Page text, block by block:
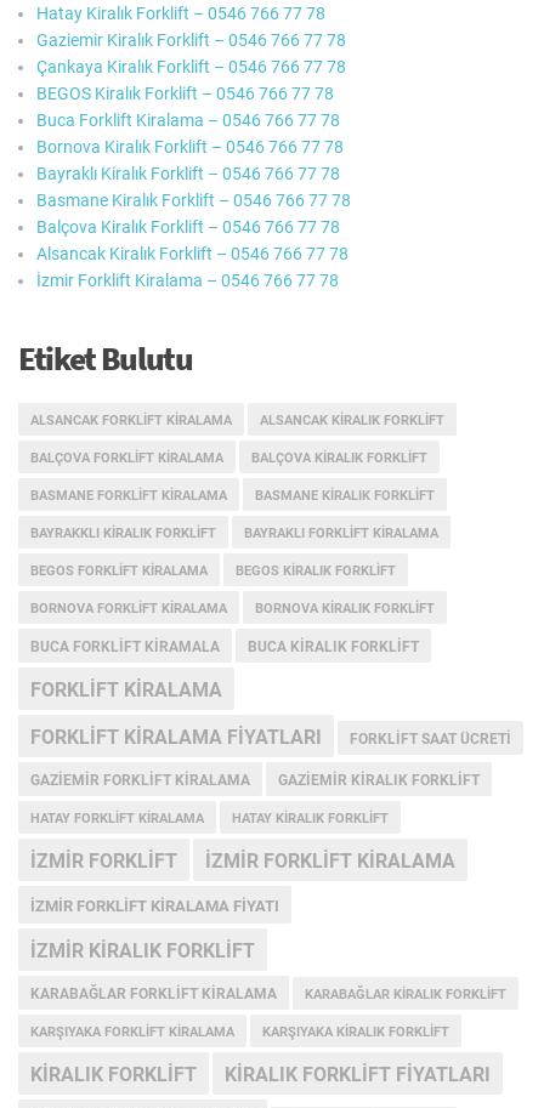
Hatay Kiralık Forklift – 0546 766 77 78
Gaziemir Kiralık Forklift – 0546 766 77 78
Çankaya Kiralık Forklift – 0546 766 77 78
BEGOS Kiralık Forklift – 0546 766 77 78
Buca Forklift Kiralama – 0546 766 77 78
Bornova Kiralık Forklift – 0546 766 77 78
Bayraklı Kiralık Forklift – 0546 766 77 78
Basmane Kiralık Forklift – 0546 766 77 78
Balçova Kiralık Forklift – 0546 766 77 78
Alsancak Kiralık Forklift – 0546 766 77 78
İzmir Forklift Kiralama – 0546 766 77 78
Etiket Bulutu
ALSANCAK FORKLIFT KIRALAMA ALSANCAK KIRALIK FORKLIFT
BALÇOVA FORKLIFT KIRALAMA BALÇOVA KIRALIK FORKLIFT
BASMANE FORKLIFT KIRALAMA BASMANE KIRALIK FORKLIFT
BAYRAKKLI KIRALIK FORKLIFT BAYRAKLI FORKLIFT KIRALAMA
BEGOS FORKLIFT KIRALAMA BEGOS KIRALIK FORKLIFT
BORNOVA FORKLIFT KIRALAMA BORNOVA KIRALIK FORKLIFT
BUCA FORKLIFT KIRAMALA BUCA KIRALIK FORKLIFT
FORKLIFT KIRALAMA
FORKLIFT KIRALAMA FIYATLARI FORKLIFT SAAT ÜCRETI
GAZIEMIR FORKLIFT KIRALAMA GAZIEMIR KIRALIK FORKLIFT
HATAY FORKLIFT KIRALAMA HATAY KIRALIK FORKLIFT
IZMIR FORKLIFT IZMIR FORKLIFT KIRALAMA
IZMIR FORKLIFT KIRALAMA FIYATI
IZMIR KIRALIK FORKLIFT
KARABAĞLAR FORKLIFT KIRALAMA KARABAĞLAR KIRALIK FORKLIFT
KARŞIYAKA FORKLIFT KIRALAMA KARŞIYAKA KIRALIK FORKLIFT
KIRALIK FORKLIFT KIRALIK FORKLIFT FIYATLARI